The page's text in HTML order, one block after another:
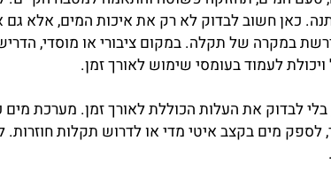
תחזוקה פשוטה והתאמה למטבח הקיים. לכן
חשוב לבדוק לא רק את איכות המים, אלא גם
של תקלה. במקום ציבורי או מוסדי, הדרישות
את העלות הכוללת לאורך זמן. מערכת מים
בקצב איטי מדי או לדרוש תקלות חוזרות.